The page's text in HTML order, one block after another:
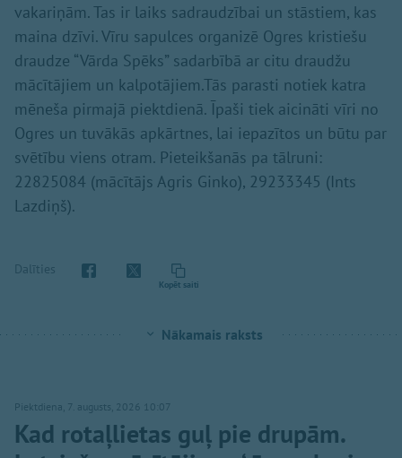
vakariņām. Tas ir laiks sadraudzībai un stāstiem, kas
maina dzīvi. Vīru sapulces organizē Ogres kristiešu
draudze “Vārda Spēks” sadarbībā ar citu draudžu
mācītājiem un kalpotājiem.Tās parasti notiek katra
mēneša pirmajā piektdienā. Īpaši tiek aicināti vīri no
Ogres un tuvākās apkārtnes, lai iepazītos un būtu par
svētību viens otram. Pieteikšanās pa tālruni:
22825084 (mācītājs Agris Ginko), 29233345 (Ints
Lazdiņš).
Dalīties
Kopēt saiti
Nākamais raksts
Piektdiena, 7. augusts, 2026 10:07
Kad rotaļlietas guļ pie drupām.